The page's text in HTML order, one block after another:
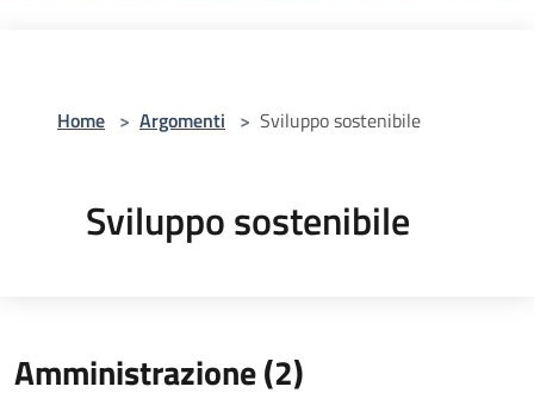
Home > Argomenti > Sviluppo sostenibile
Sviluppo sostenibile
Amministrazione (2)